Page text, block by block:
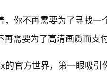
，你不再需要为了寻找一
再需要为了高清画质而支
的官方世界，第一眼吸